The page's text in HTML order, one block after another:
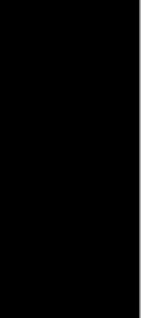
o subtítulos que
alquilar o contratar un